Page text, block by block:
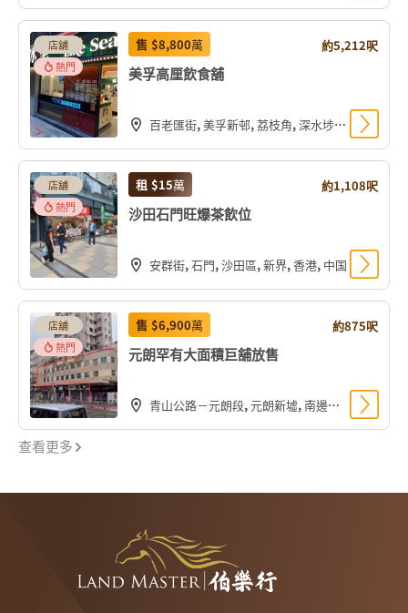
查看更多
店舖
熱門
售 $8,800萬 約5,212呎
美孚高厘飲食舖
百老匯街, 美孚新邨, 荔枝角, 深水埗區, 九龍, 香港, 中国
店舖
熱門
租 $15萬 約1,108呎
沙田石門旺爆茶飲位
安群街, 石門, 沙田區, 新界, 香港, 中国
店舖
熱門
售 $6,900萬 約875呎
元朗罕有大面積巨舖放售
青山公路－元朗段, 元朗新墟, 南邊圍, 元朗區, 新界, 香港, 中国